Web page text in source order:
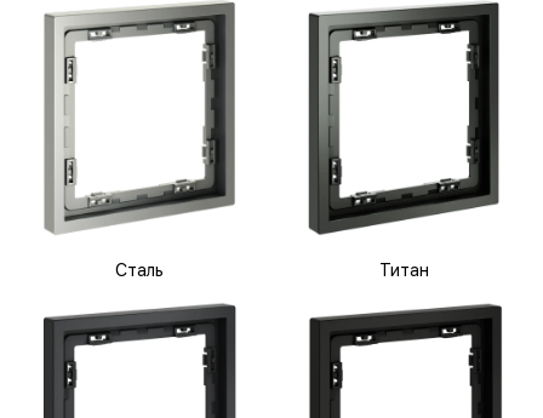
Сталь Титан